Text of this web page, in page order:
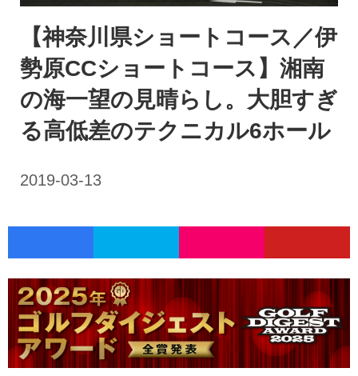
【神奈川県ショートコース／伊
勢原CCショートコース】湘南
の海一望の見晴らし。大胆すぎ
る高低差のテクニカル6ホール